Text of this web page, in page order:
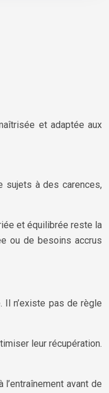
et adaptée aux
sujets à des carences,
et équilibrée reste la
ou de besoins accrus
n’existe pas de règle
leur récupération.
avant de